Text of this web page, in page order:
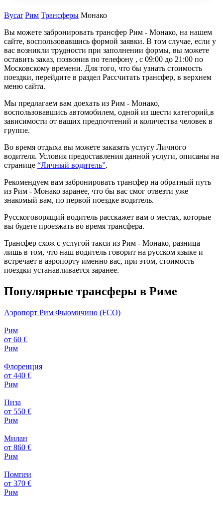
Bycar Рим Трансферы Монако
Вы можете забронировать трансфер Рим - Монако, на нашем
сайте, воспользовавшись формой заявки. В том случае, если у
вас возникли трудности при заполнении формы, вы можете
оставить заказ, позвонив по телефону , с 09:00 до 21:00 по
Московскому времени. Для того, что бы узнать стоимость
поездки, перейдите в раздел Рассчитать трансфер, в верхнем
меню сайта.
Мы предлагаем вам доехать из Рим - Монако,
воспользовавшись автомобилем, одной из шести категорий,в
зависимости от ваших предпочтений и количества человек в
группе.
Во время отдыха вы можете заказать услугу Личного
водителя. Условия предоставления данной услуги, описаны на
странице “Личный водитель”.
Рекомендуем вам забронировать трансфер на обратный путь
из Рим - Монако заранее, что бы вас смог отвезти уже
знакомый вам, по первой поездке водитель.
Русскоговорящий водитель расскажет вам о местах, которые
вы будете проезжать во время трансфера.
Трансфер схож с услугой такси из Рим - Монако, разница
лишь в том, что наш водитель говорит на русском языке и
встречает в аэропорту именно вас, при этом, стоимость
поездки устанавливается заранее.
Популярные трансферы в Риме
Аэропорт Рим Фьюмичино (FCO)
Рим
от 60 €
Рим
Флоренция
от 440 €
Рим
Пиза
от 550 €
Рим
Милан
от 860 €
Рим
Помпеи
от 370 €
Рим